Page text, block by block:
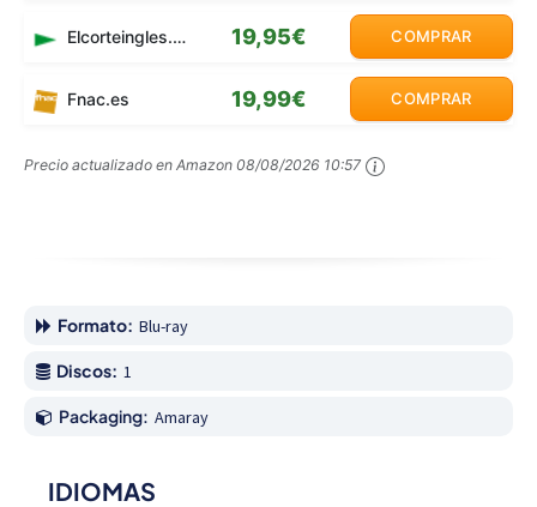
Elcorteingles.es 19,95€ COMPRAR
Fnac.es 19,99€ COMPRAR
Precio actualizado en Amazon 08/08/2026 10:57
Formato: Blu-ray
Discos: 1
Packaging: Amaray
IDIOMAS